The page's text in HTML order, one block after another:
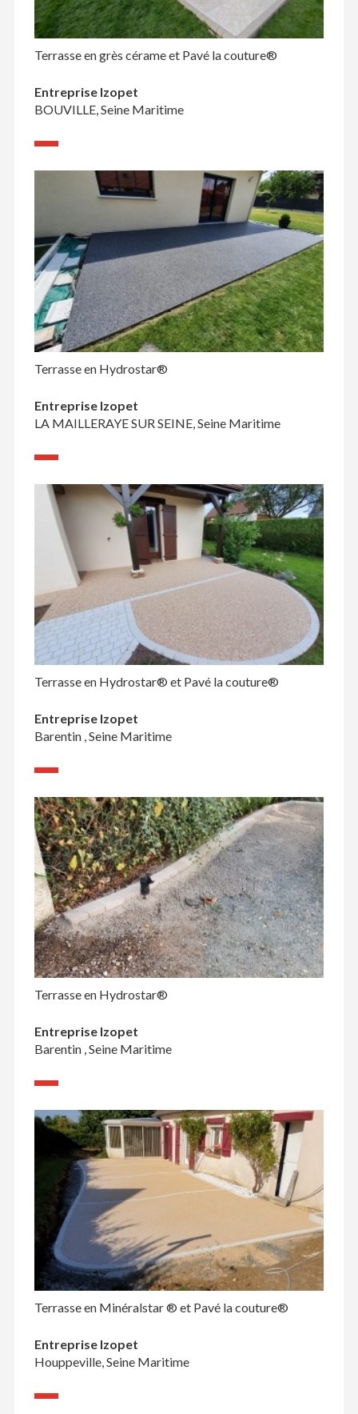
Terrasse en grès cérame et Pavé la couture®
Entreprise Izopet
BOUVILLE, Seine Maritime
Terrasse en Hydrostar®
Entreprise Izopet
LA MAILLERAYE SUR SEINE, Seine Maritime
Terrasse en Hydrostar® et Pavé la couture®
Entreprise Izopet
Barentin , Seine Maritime
Terrasse en Hydrostar®
Entreprise Izopet
Barentin , Seine Maritime
Terrasse en Minéralstar ® et Pavé la couture®
Entreprise Izopet
Houppeville, Seine Maritime